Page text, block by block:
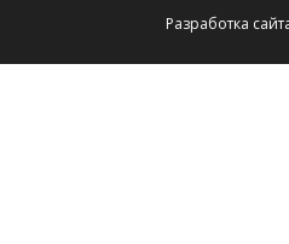
Разработка